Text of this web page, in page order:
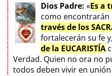
Dios Padre: «Es a
como encontrarán
través de los
fortalecerán su fe
de la EUCARISTÍA
Verdad. Quien no ora no
todos deben vivir en unión